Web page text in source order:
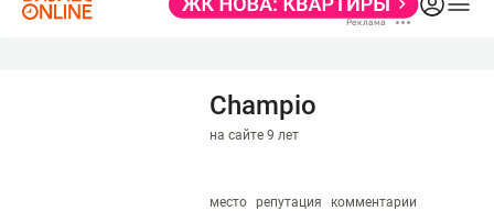
Champio
на сайте 9 лет
место репутация комментарии